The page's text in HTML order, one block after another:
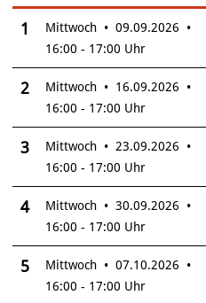
Insgesamt gibt es 6
–
1
Mittwoch • 09.09.2026 •
16:00 - 17:00 Uhr
2
Mittwoch • 16.09.2026 •
16:00 - 17:00 Uhr
3
Mittwoch • 23.09.2026 •
16:00 - 17:00 Uhr
4
Mittwoch • 30.09.2026 •
16:00 - 17:00 Uhr
5
Mittwoch • 07.10.2026 •
16:00 - 17:00 Uhr